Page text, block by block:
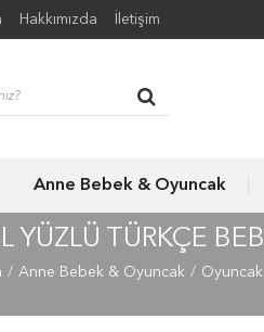
Hakkımızda İletişim
Anne Bebek & Oyuncak
YÜZLÜ TÜRKÇE
Anne Bebek & Oyuncak